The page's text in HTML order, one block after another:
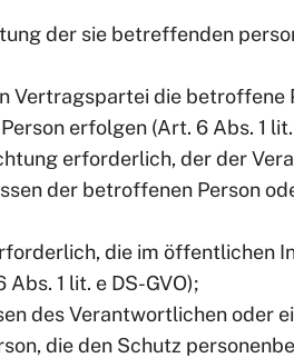
der sie betreffenden
Vertragspartei die
erfolgen (Art. 6 Abs. 1 lit.
erforderlich, der der
der betroffenen Person
die im öffentlichen
1 lit. e DS-GVO);
des Verantwortlichen oder
die den Schutz